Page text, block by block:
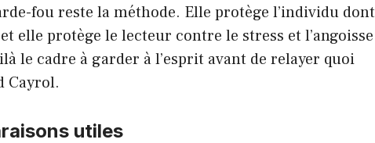
fou reste la méthode. Elle protège l’individu dont
elle protège le lecteur contre le stress et l’angoisse
le cadre à garder à l’esprit avant de relayer quoi
Cayrol.
utiles